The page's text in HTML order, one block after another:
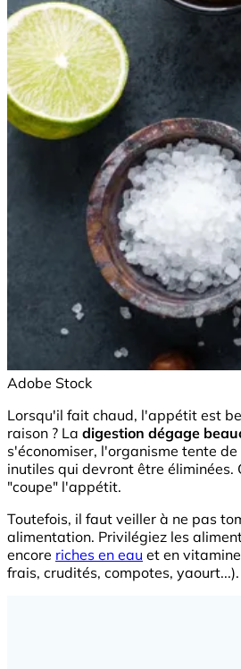
Adobe Stock
Lorsqu'il fait chaud, l'appétit est
raison ? La digestion dégage
s'économiser, l'organisme tente
inutiles qui devront être éliminées.
"coupe" l'appétit.
Toutefois, il faut veiller à ne pas
alimentation. Privilégiez les
encore riches en eau et en
frais, crudités, compotes, yaourt...).